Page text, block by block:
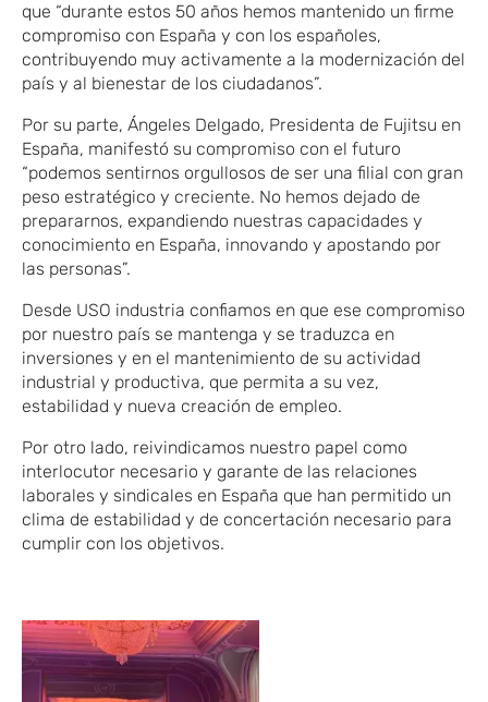
que “durante estos 50 años hemos mantenido un firme
compromiso con España y con los españoles,
contribuyendo muy activamente a la modernización del
país y al bienestar de los ciudadanos”.
Por su parte, Ángeles Delgado, Presidenta de Fujitsu en
España, manifestó su compromiso con el futuro
“podemos sentirnos orgullosos de ser una filial con gran
peso estratégico y creciente. No hemos dejado de
prepararnos, expandiendo nuestras capacidades y
conocimiento en España, innovando y apostando por
las personas”.
Desde USO industria confiamos en que ese compromiso
por nuestro país se mantenga y se traduzca en
inversiones y en el mantenimiento de su actividad
industrial y productiva, que permita a su vez,
estabilidad y nueva creación de empleo.
Por otro lado, reivindicamos nuestro papel como
interlocutor necesario y garante de las relaciones
laborales y sindicales en España que han permitido un
clima de estabilidad y de concertación necesario para
cumplir con los objetivos.